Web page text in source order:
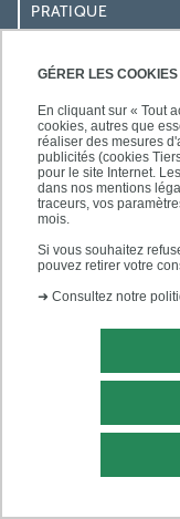
GÉRER LES COOKIES
En cliquant sur « Tout
cookies, autres que
réaliser des mesures
publicités (cookies
pour le site Internet.
dans nos mentions
traceurs, vos
mois.
Si vous souhaitez
pouvez retirer votre
➜ Consultez notre
PRATIQUE
ACCÈS RAPIDES
SUIVEZ-NOUS
Plans d'accès